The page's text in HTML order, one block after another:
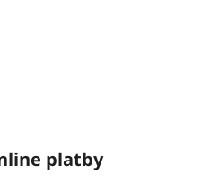
platby